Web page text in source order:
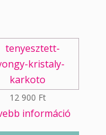
12 900 Ft
információ